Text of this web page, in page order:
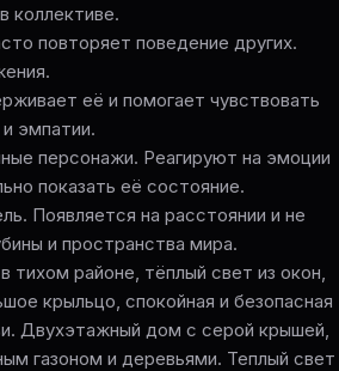
коллективе.
повторяет поведение других.
её и помогает чувствовать
эмпатии.
персонажи. Реагируют на эмоции
показать её состояние.
Появляется на расстоянии и не
и пространства мира.
районе, тёплый свет из окон,
крыльцо, спокойная и безопасная
Двухэтажный дом с серой крышей,
газоном и деревьями. Теплый свет